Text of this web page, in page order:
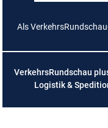
Als
VerkehrsRundschau
Logistik &